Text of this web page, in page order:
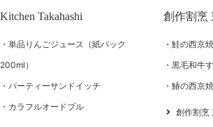
Kitchen Takahashi
単品りんごジュース（紙パック
200ml）
パーティーサンドイッチ
カラフルオードブル
創作割烹
鮭の西京
黒毛和牛
鰆の西京
創作割烹